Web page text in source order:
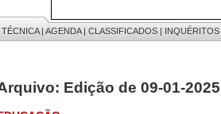
| AGENDA| CLASSIFICADOS | INQUÉRITOS
Edição de 09-01-2025